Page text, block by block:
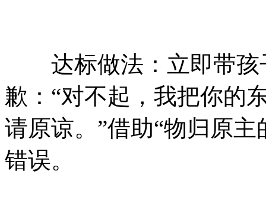
达标做法：立即带孩
歉：“对不起，我把你的
请原谅。”借助“物归原
错误。